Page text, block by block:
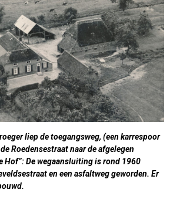
liep de toegangsweg, (een karrespoor
Roedensestraat naar de afgelegen
Hof”: De wegaansluiting is rond 1960
en een asfaltweg geworden. Er